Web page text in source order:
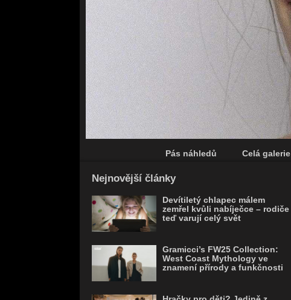
Pás náhledů Celá galerie
Nejnovější články
Devítiletý chlapec málem
zemřel kvůli nabíječce – rodiče
teď varují celý svět
Gramicci’s FW25 Collection:
West Coast Mythology ve
znamení přírody a funkčnosti